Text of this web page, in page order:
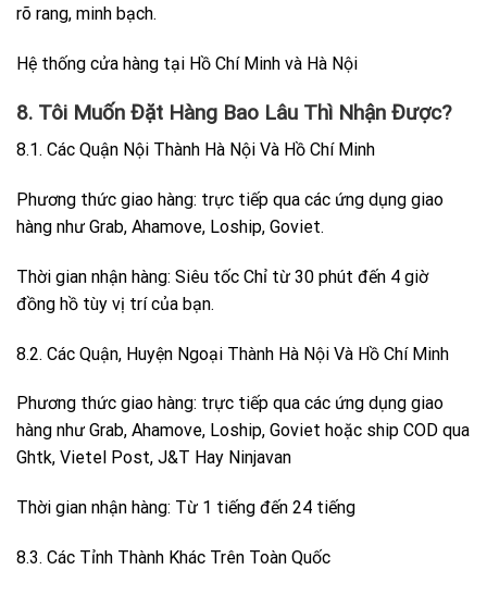
rõ rang, minh bạch.
Hệ thống cửa hàng tại Hồ Chí Minh và Hà Nội
8. Tôi Muốn Đặt Hàng Bao Lâu Thì Nhận Được?
8.1. Các Quận Nội Thành Hà Nội Và Hồ Chí Minh
Phương thức giao hàng: trực tiếp qua các ứng dụng giao
hàng như Grab, Ahamove, Loship, Goviet.
Thời gian nhận hàng: Siêu tốc Chỉ từ 30 phút đến 4 giờ
đồng hồ tùy vị trí của bạn.
8.2. Các Quận, Huyện Ngoại Thành Hà Nội Và Hồ Chí Minh
Phương thức giao hàng: trực tiếp qua các ứng dụng giao
hàng như Grab, Ahamove, Loship, Goviet hoặc ship COD qua
Ghtk, Vietel Post, J&T Hay Ninjavan
Thời gian nhận hàng: Từ 1 tiếng đến 24 tiếng
8.3. Các Tỉnh Thành Khác Trên Toàn Quốc